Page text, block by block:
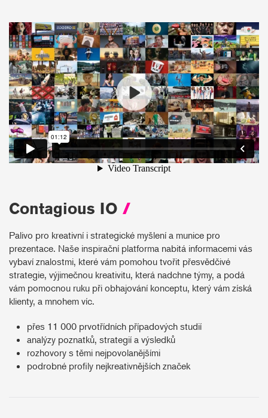
Contagious IO /
Palivo pro kreativní i strategické myšlení a munice pro
prezentace. Naše inspirační platforma nabitá informacemi vás
vybaví znalostmi, které vám pomohou tvořit přesvědčivé
strategie, výjimečnou kreativitu, která nadchne týmy, a podá
vám pomocnou ruku při obhajování konceptu, který vám získá
klienty, a mnohem víc.
přes 11 000 prvotřídních případových studií
analýzy poznatků, strategií a výsledků
rozhovory s těmi nejpovolanějšími
podrobné profily nejkreativnějších značek